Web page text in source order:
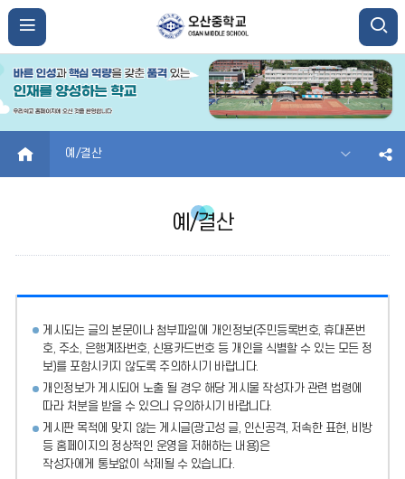
HOME 예/결산
예/결산
게시되는 글의 본문이나 첨부파일에
개인정보(주민등록번호, 휴대폰번
호, 주소, 은행계좌번호, 신용카드번호 등 개인을 식별할 수 있는 모든 정
보)를 포함시키지 않도록 주의하시기 바랍니다.
개인정보가 게시되어 노출 될 경우 해당 게시물 작성자가 관련 법령에
따라 처분을 받을 수 있으니 유의하시기 바랍니다.
게시판 목적에 맞지 않는 게시글(광고성 글, 인신공격, 저속한 표현, 비방
등 홈페이지의 정상적인 운영을 저해하는 내용)은
작성자에게 통보없이 삭제될 수 있습니다.